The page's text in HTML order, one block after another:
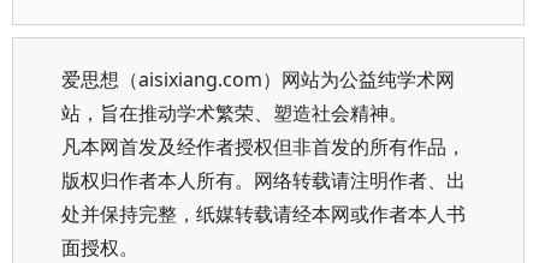
爱思想（aisixiang.com）网站为公益纯学术网
站，旨在推动学术繁荣、塑造社会精神。
凡本网首发及经作者授权但非首发的所有作品，
版权归作者本人所有。网络转载请注明作者、出
处并保持完整，纸媒转载请经本网或作者本人书
面授权。